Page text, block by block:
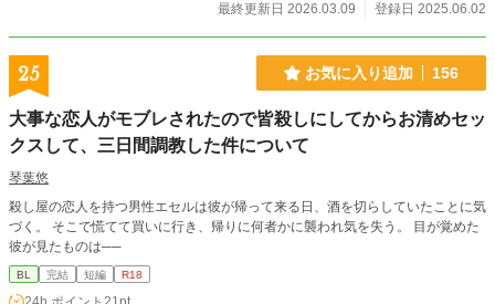
最終更新日 2026.03.09
登録日 2025.06.02
25 お気に入り追加 156
大事な恋人がモブレされたので皆殺しにしてからお清めセッ
クスして、三日間調教した件について
琴葉悠
殺し屋の恋人を持つ男性エセルは彼が帰って来る日、酒を切らしていたことに気
づく。 そこで慌てて買いに行き、帰りに何者かに襲われ気を失う。 目が覚めた
彼が見たものは──
BL 完結 短編 R18